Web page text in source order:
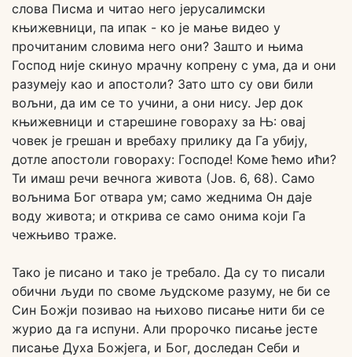
слова Писма и читао него јерусалимски
књижевници, па ипак - ко је мање видео у
прочитаним словима него они? Зашто и њима
Господ није скинуо мрачну копрену с ума, да и они
разумеју као и апостоли? Зато што су ови били
вољни, да им се то учини, а они нису. Јер док
књижевници и старешине говораху за Њ: овај
човек је грешан и вребаху прилику да Га убију,
дотле апостоли говораху: Господе! Коме ћемо ићи?
Ти имаш речи вечнога живота (Јов. 6, 68). Само
вољнима Бог отвара ум; само жеднима Он даје
воду живота; и открива се само онима који Га
чежњиво траже.
Тако је писано и тако је требало. Да су то писали
обични људи по своме људскоме разуму, не би се
Син Божји позивао на њихово писање нити би се
журио да га испуни. Али пророчко писање јесте
писање Духа Божјега, и Бог, доследан Себи и